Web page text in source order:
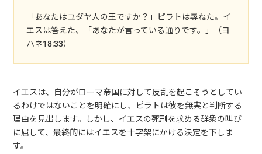
「あなたはユダヤ人の王ですか？」ピラトは尋ねた。イ
エスは答えた、「あなたが言っている通りです。」（ヨ
ハネ18:33）
イエスは、自分がローマ帝国に対して反乱を起こそうとしてい
るわけではないことを明確にし、ピラトは彼を無実と判断する
理由を見出します。しかし、イエスの死刑を求める群衆の叫び
に屈して、最終的にはイエスを十字架にかける決定を下しま
す。